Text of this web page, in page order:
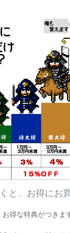
と、お得にお
得な特典がつきま